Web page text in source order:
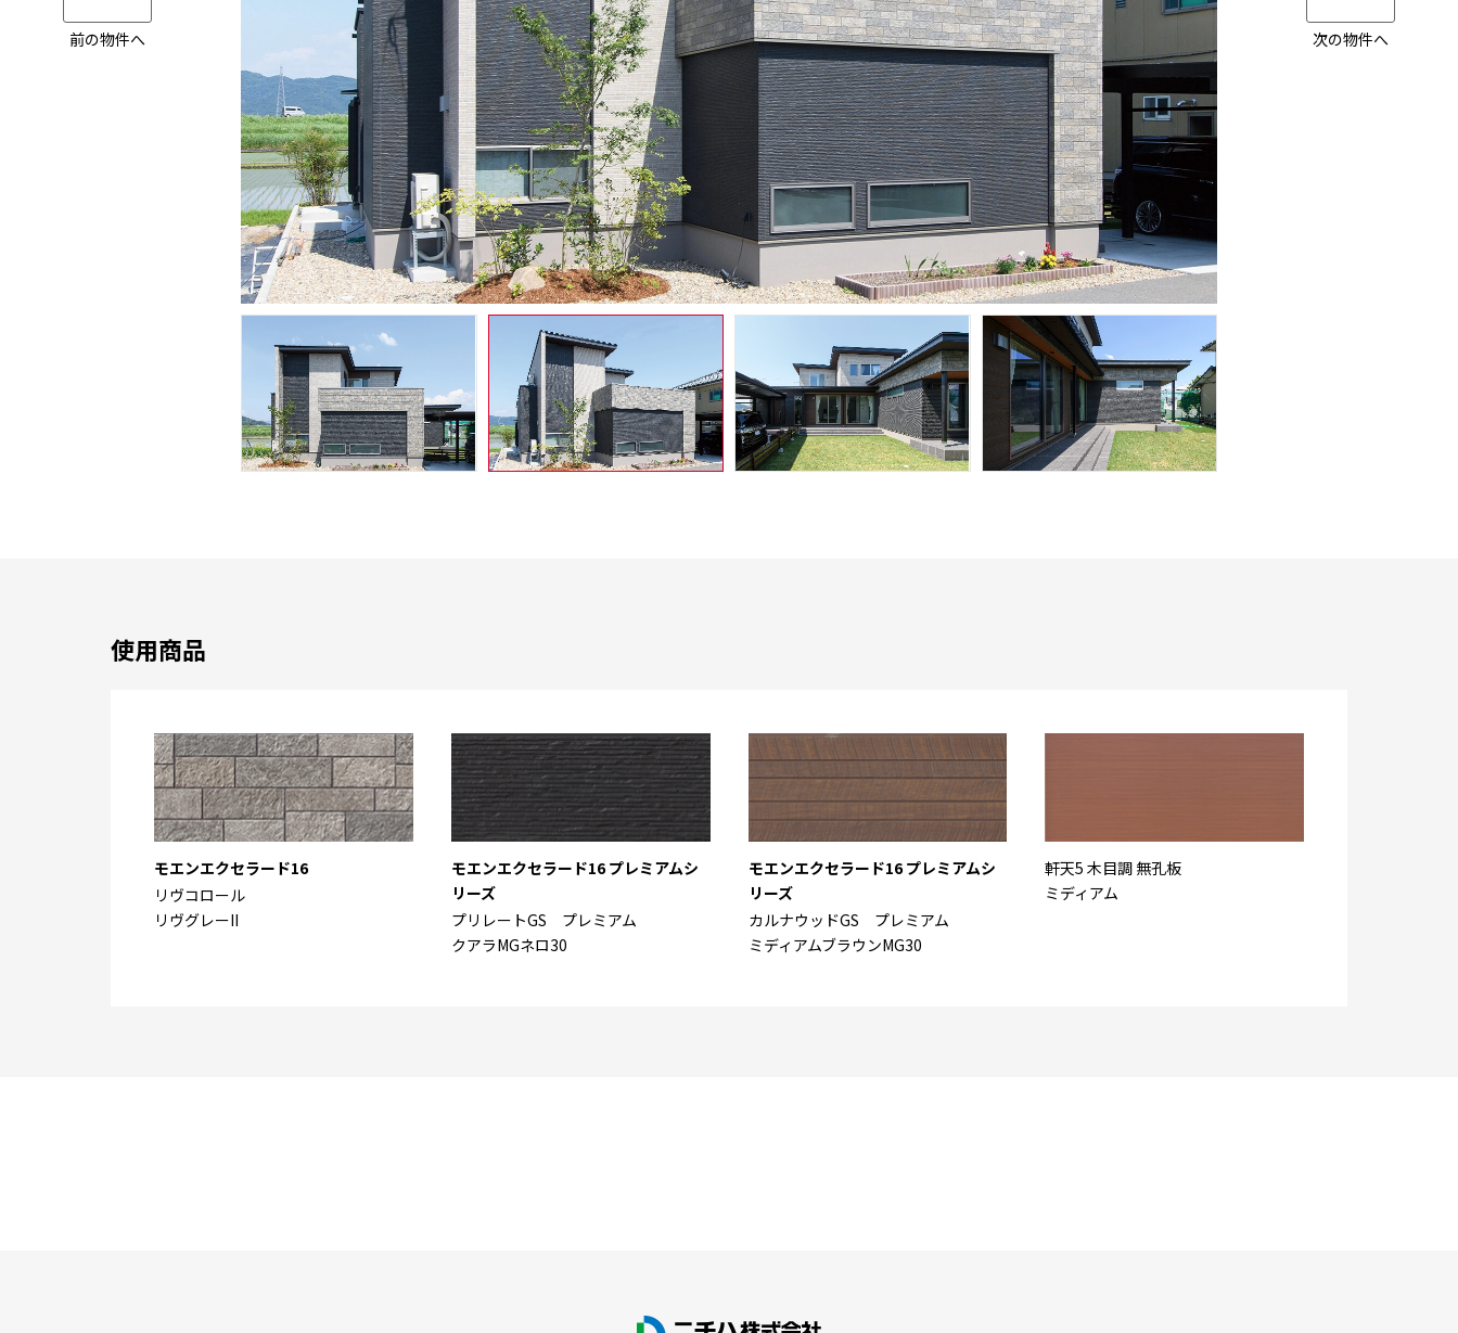
前の物件へ 次の物件へ
使用商品
モエンエクセラード16
リヴコロール
リヴグレーII
モエンエクセラード16 プレミアムシ
リーズ
プリレートGS プレミアム
クアラMGネロ30
モエンエクセラード16 プレミアムシ
リーズ
カルナウッドGS プレミアム
ミディアムブラウンMG30
軒天5 木目調 無孔板
ミディアム